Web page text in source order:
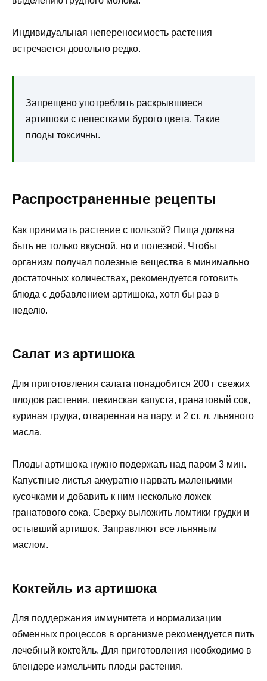
Индивидуальная непереносимость растения
встречается довольно редко.
Запрещено употреблять раскрывшиеся
артишоки с лепестками бурого цвета. Такие
плоды токсичны.
Распространенные рецепты
Как принимать растение с пользой? Пища должна
быть не только вкусной, но и полезной. Чтобы
организм получал полезные вещества в минимально
достаточных количествах, рекомендуется готовить
блюда с добавлением артишока, хотя бы раз в
неделю.
Салат из артишока
Для приготовления салата понадобится 200 г свежих
плодов растения, пекинская капуста, гранатовый сок,
куриная грудка, отваренная на пару, и 2 ст. л. льняного
масла.
Плоды артишока нужно подержать над паром 3 мин.
Капустные листья аккуратно нарвать маленькими
кусочками и добавить к ним несколько ложек
гранатового сока. Сверху выложить ломтики грудки и
остывший артишок. Заправляют все льняным
маслом.
Коктейль из артишока
Для поддержания иммунитета и нормализации
обменных процессов в организме рекомендуется пить
лечебный коктейль. Для приготовления необходимо в
блендере измельчить плоды растения.